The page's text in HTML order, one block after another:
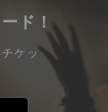
ド！
ケッ